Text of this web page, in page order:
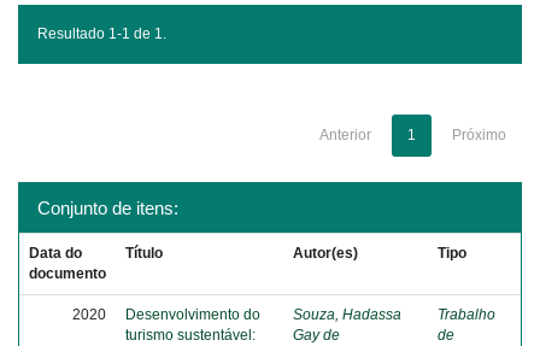
Resultado 1-1 de 1.
Anterior 1 Próximo
Conjunto de itens:
Data do
documento
Título Autor(es) Tipo
2020
Desenvolvimento do
turismo sustentável:
Souza, Hadassa
Gay de
Trabalho
de